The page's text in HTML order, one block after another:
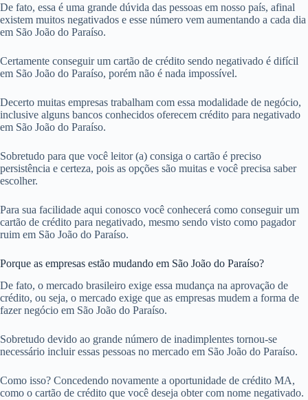
De fato, essa é uma grande dúvida das pessoas em nosso país, afinal
existem muitos negativados e esse número vem aumentando a cada dia
em São João do Paraíso.
Certamente conseguir um cartão de crédito sendo negativado é difícil
em São João do Paraíso, porém não é nada impossível.
Decerto muitas empresas trabalham com essa modalidade de negócio,
inclusive alguns bancos conhecidos oferecem crédito para negativado
em São João do Paraíso.
Sobretudo para que você leitor (a) consiga o cartão é preciso
persistência e certeza, pois as opções são muitas e você precisa saber
escolher.
Para sua facilidade aqui conosco você conhecerá como conseguir um
cartão de crédito para negativado, mesmo sendo visto como pagador
ruim em São João do Paraíso.
Porque as empresas estão mudando em São João do Paraíso?
De fato, o mercado brasileiro exige essa mudança na aprovação de
crédito, ou seja, o mercado exige que as empresas mudem a forma de
fazer negócio em São João do Paraíso.
Sobretudo devido ao grande número de inadimplentes tornou-se
necessário incluir essas pessoas no mercado em São João do Paraíso.
Como isso? Concedendo novamente a oportunidade de crédito MA,
como o cartão de crédito que você deseja obter com nome negativado.